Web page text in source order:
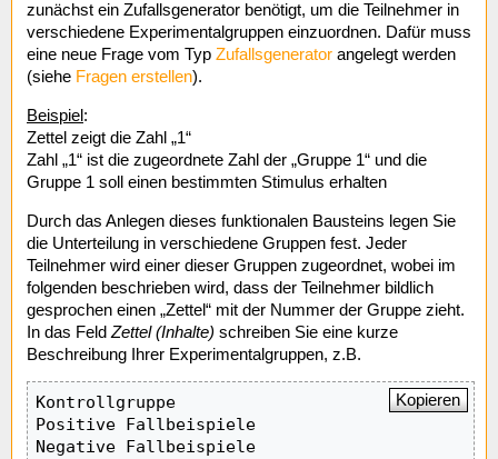
zunächst ein Zufallsgenerator benötigt, um die Teilnehmer in
verschiedene Experimentalgruppen einzuordnen. Dafür muss
eine neue Frage vom Typ Zufallsgenerator angelegt werden
(siehe Fragen erstellen).
Beispiel :
Zettel zeigt die Zahl „1“
Zahl „1“ ist die zugeordnete Zahl der „Gruppe 1“ und die
Gruppe 1 soll einen bestimmten Stimulus erhalten
Durch das Anlegen dieses funktionalen Bausteins legen Sie
die Unterteilung in verschiedene Gruppen fest. Jeder
Teilnehmer wird einer dieser Gruppen zugeordnet, wobei im
folgenden beschrieben wird, dass der Teilnehmer bildlich
gesprochen einen „Zettel“ mit der Nummer der Gruppe zieht.
In das Feld Zettel (Inhalte) schreiben Sie eine kurze
Beschreibung Ihrer Experimentalgruppen, z.B.
Kontrollgruppe
Positive Fallbeispiele
Negative Fallbeispiele
Kopieren